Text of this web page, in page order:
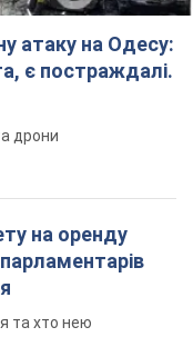
та хто нею
загиблих,